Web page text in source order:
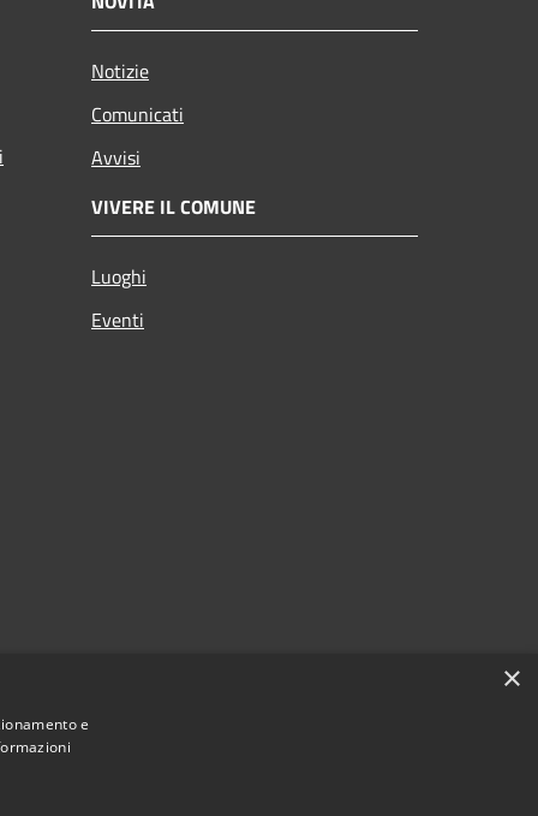
Notizie
Comunicati
Avvisi
VIVERE IL COMUNE
Luoghi
Eventi
×
e